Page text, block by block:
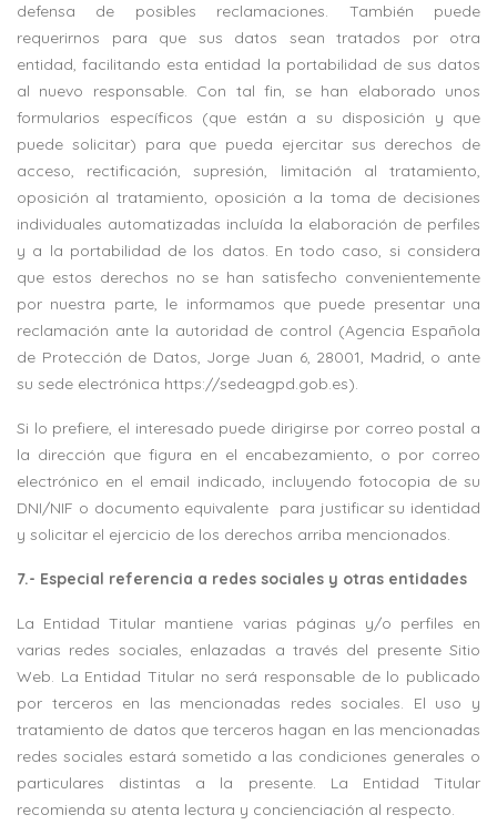
defensa de posibles reclamaciones. También puede
requerirnos para que sus datos sean tratados por otra
entidad, facilitando esta entidad la portabilidad de sus datos
al nuevo responsable. Con tal fin, se han elaborado unos
formularios específicos (que están a su disposición y que
puede solicitar) para que pueda ejercitar sus derechos de
acceso, rectificación, supresión, limitación al tratamiento,
oposición al tratamiento, oposición a la toma de decisiones
individuales automatizadas incluída la elaboración de perfiles
y a la portabilidad de los datos. En todo caso, si considera
que estos derechos no se han satisfecho convenientemente
por nuestra parte, le informamos que puede presentar una
reclamación ante la autoridad de control (Agencia Española
de Protección de Datos, Jorge Juan 6, 28001, Madrid, o ante
su sede electrónica https://sedeagpd.gob.es).
Si lo prefiere, el interesado puede dirigirse por correo postal a
la dirección que figura en el encabezamiento, o por correo
electrónico en el email indicado, incluyendo fotocopia de su
DNI/NIF o documento equivalente
para justificar su identidad
y solicitar el ejercicio de los derechos arriba mencionados.
7.- Especial referencia a redes sociales y otras entidades
La Entidad Titular mantiene varias páginas y/o perfiles en
varias redes sociales, enlazadas a través del presente Sitio
Web. La Entidad Titular no será responsable de lo publicado
por terceros en las mencionadas redes sociales. El uso y
tratamiento de datos que terceros hagan en las mencionadas
redes sociales estará sometido a las condiciones generales o
particulares distintas a la presente. La Entidad Titular
recomienda su atenta lectura y concienciación al respecto.